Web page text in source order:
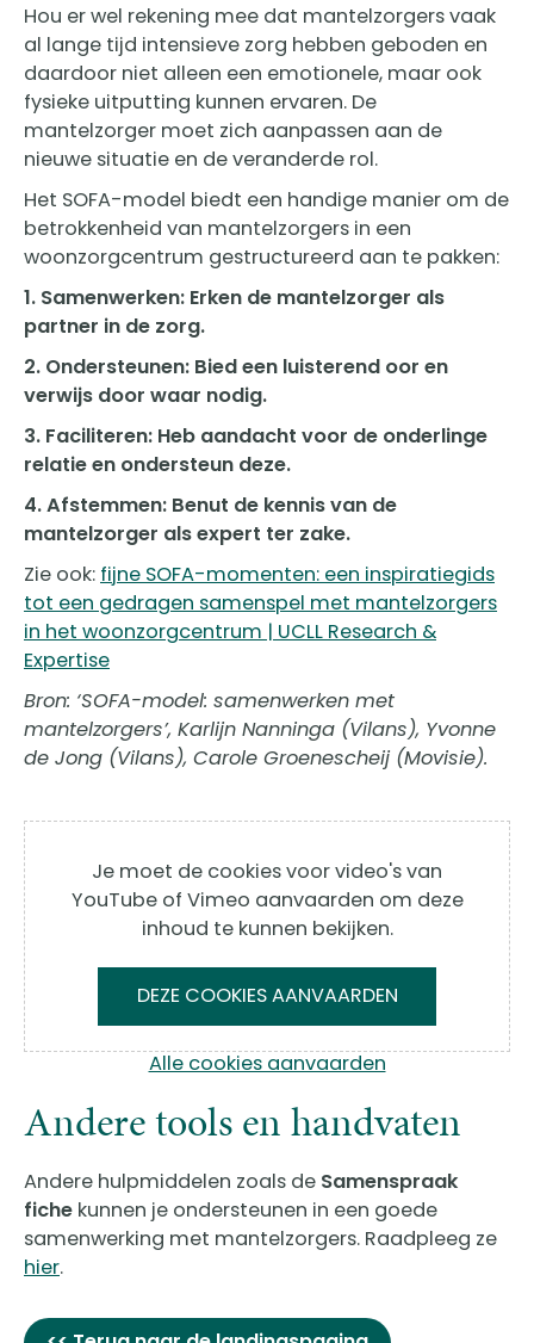
Hou er wel rekening mee dat mantelzorgers vaak
al lange tijd intensieve zorg hebben geboden en
daardoor niet alleen een emotionele, maar ook
fysieke uitputting kunnen ervaren. De
mantelzorger moet zich aanpassen aan de
nieuwe situatie en de veranderde rol.
Het SOFA-model biedt een handige manier om de
betrokkenheid van mantelzorgers in een
woonzorgcentrum gestructureerd aan te pakken:
1. Samenwerken: Erken de mantelzorger als
partner in de zorg.
2. Ondersteunen: Bied een luisterend oor en
verwijs door waar nodig.
3. Faciliteren: Heb aandacht voor de onderlinge
relatie en ondersteun deze.
4. Afstemmen: Benut de kennis van de
mantelzorger als expert ter zake.
Zie ook: fijne SOFA-momenten: een inspiratiegids
tot een gedragen samenspel met mantelzorgers
in het woonzorgcentrum | UCLL Research &
Expertise
Bron: ‘SOFA-model: samenwerken met
mantelzorgers’, Karlijn Nanninga (Vilans), Yvonne
de Jong (Vilans), Carole Groenescheij (Movisie).
Je moet de cookies voor video's van
YouTube of Vimeo aanvaarden om deze
inhoud te kunnen bekijken.
DEZE COOKIES AANVAARDEN
Alle cookies aanvaarden
Andere tools en handvaten
Andere hulpmiddelen zoals de Samenspraak
fiche kunnen je ondersteunen in een goede
samenwerking met mantelzorgers. Raadpleeg ze
hier.